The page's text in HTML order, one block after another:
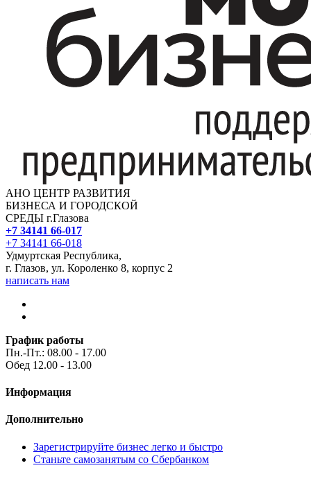
АНО ЦЕНТР РАЗВИТИЯ
БИЗНЕСА И ГОРОДСКОЙ
СРЕДЫ г.Глазова
+7 34141 66-017
+7 34141 66-018
Удмуртская Республика,
г. Глазов, ул. Короленко 8, корпус 2
написать нам
График работы
Пн.-Пт.: 08.00 - 17.00
Обед 12.00 - 13.00
Информация
Дополнительно
Зарегистрируйте бизнес легко и быстро
Станьте самозанятым со Сбербанком